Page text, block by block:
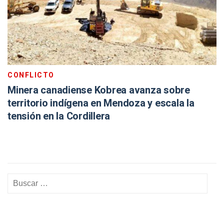
CONFLICTO
Minera canadiense Kobrea avanza sobre
territorio indígena en Mendoza y escala la
tensión en la Cordillera